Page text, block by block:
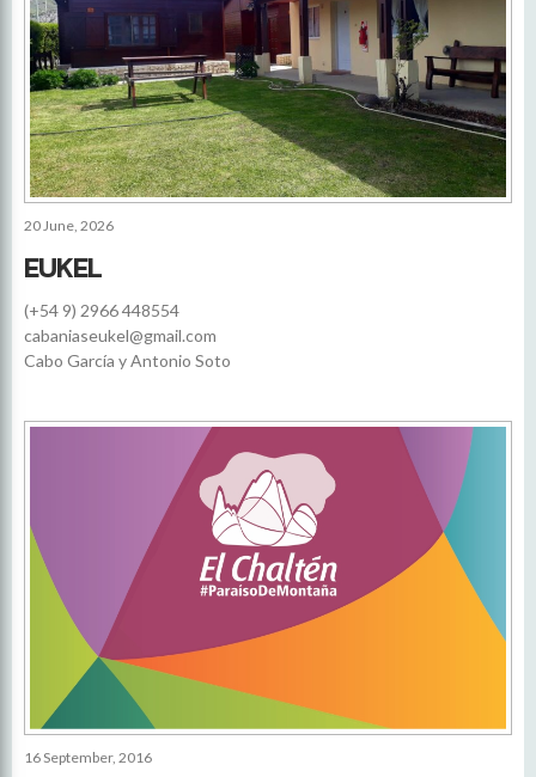
20 June, 2026
EUKEL
(+54 9) 2966 448554
cabaniaseukel@gmail.com
Cabo García y Antonio Soto
16 September, 2016